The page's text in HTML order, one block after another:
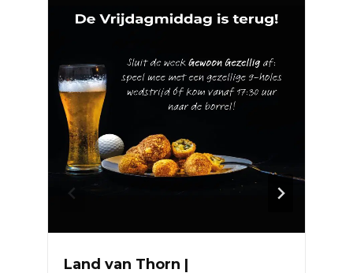
Land van Thorn |